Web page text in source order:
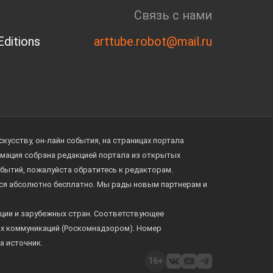
Связь с нами
arttube.robot@mail.ru
он-лайн события, на страницах портала
собрана редакцией портала из открытых
пожалуйста обратитесь к редакторам.
абсолютно бесплатно. Мы рады новым партнерам и
и зарубежных стран. Соответствующее
коммуникаций (Роскомнадзором). Номер
источник.
16+